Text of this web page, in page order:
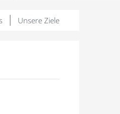
Unsere Ziele